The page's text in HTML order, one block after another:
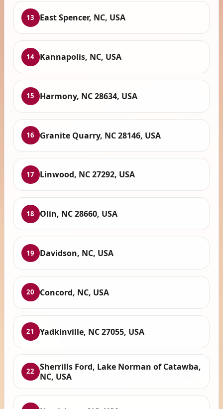
13 East Spencer, NC, USA
14 Kannapolis, NC, USA
15 Harmony, NC 28634, USA
16 Granite Quarry, NC 28146, USA
17 Linwood, NC 27292, USA
18 Olin, NC 28660, USA
19 Davidson, NC, USA
20 Concord, NC, USA
21 Yadkinville, NC 27055, USA
22
Sherrills Ford, Lake Norman of Catawba,
NC, USA